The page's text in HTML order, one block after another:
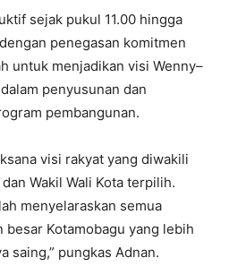
sejak pukul 11.00 hingga
penegasan komitmen
untuk menjadikan visi Wenny–
penyusunan dan
pembangunan.
visi rakyat yang diwakili
Wakil Wali Kota terpilih.
menyelaraskan semua
Kotamobagu yang lebih
saing,” pungkas Adnan.